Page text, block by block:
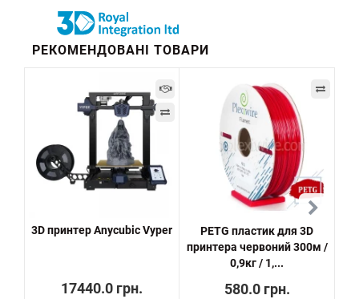
РЕКОМЕНДОВАНІ ТОВАРИ
3D принтер Anycubic Vyper
17440.0 грн.
PETG пластик для 3D
принтера червоний 300м /
0,9кг / 1,...
580.0 грн.